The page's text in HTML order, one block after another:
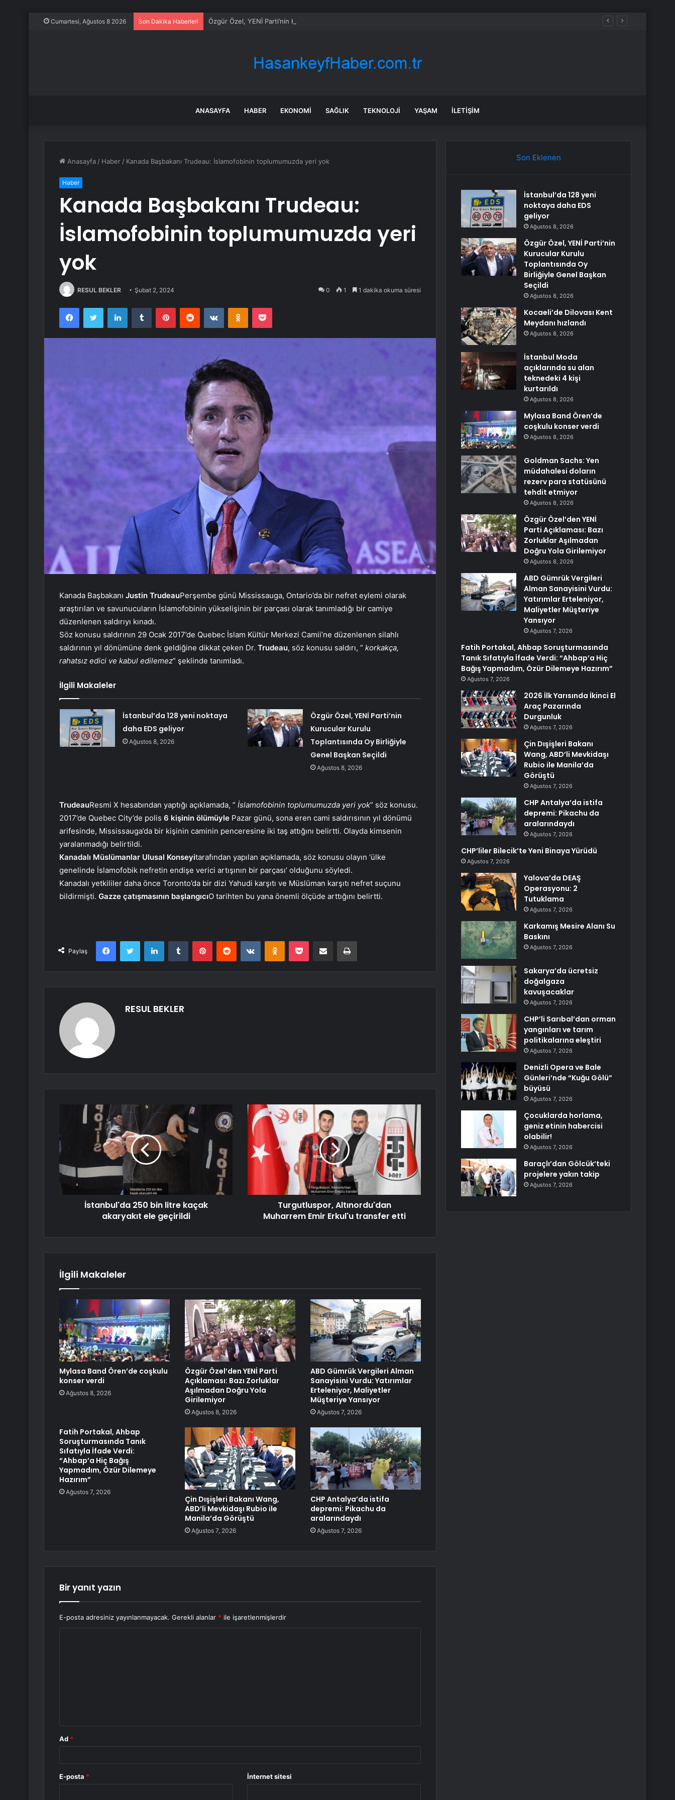
Cumartesi, Ağustos 8 2026 Son Dakika Haberleri Özgür Özel, YENİ Parti’nin Kurucular Kurulu Toplantısında Oy Birliğiyle Genel Başkan Seçildi
ANASAYFA HABER EKONOMI SAĞLIK TEKNOLOJI YAŞAM İLETIŞIM
Anasayfa / Haber / Kanada Başbakanı Trudeau: İslamofobinin toplumumuzda yeri yok
Haber
Kanada Başbakanı Trudeau:
İslamofobinin toplumumuzda yeri
yok
RESUL BEKLER Şubat 2, 2024 0 1 1 dakika okuma süresi
FacebookTwitter LinkedInTumblr PinterestReddit VKontakteOdnoklassniki
Pocket
Kanada Başbakanı Justin TrudeauPerşembe günü Mississauga, Ontario’da bir nefret eylemi olarak
araştırılan ve savunucuların İslamofobinin yükselişinin bir parçası olarak tanımladığı bir camiye
düzenlenen saldırıyı kınadı.
Söz konusu saldırının 29 Ocak 2017’de Quebec İslam Kültür Merkezi Camii’ne düzenlenen silahlı
saldırının yıl dönümüne denk geldiğine dikkat çeken Dr. Trudeau, söz konusu saldırı, ” korkakça,
rahatsız edici ve kabul edilemez” şeklinde tanımladı.
İlgili Makaleler
İstanbul’da 128 yeni noktaya
daha EDS geliyor
Ağustos 8, 2026
Özgür Özel, YENİ Parti’nin
Kurucular Kurulu
Toplantısında Oy Birliğiyle
Genel Başkan Seçildi
Ağustos 8, 2026
TrudeauResmi X hesabından yaptığı açıklamada, ” İslamofobinin toplumumuzda yeri yok” söz konusu.
2017’de Quebec City’de polis 6 kişinin ölümüyle Pazar günü, sona eren cami saldırısının yıl dönümü
arifesinde, Mississauga’da bir kişinin caminin penceresine iki taş attığını belirtti. Olayda kimsenin
yaralanmadığı belirtildi.
Kanadalı Müslümanlar Ulusal Konseyitarafından yapılan açıklamada, söz konusu olayın ‘ülke
genelinde İslamofobik nefretin endişe verici artışının bir parçası’ olduğunu söyledi.
Kanadalı yetkililer daha önce Toronto’da bir dizi Yahudi karşıtı ve Müslüman karşıtı nefret suçunu
bildirmişti. Gazze çatışmasının başlangıcıO tarihten bu yana önemli ölçüde arttığını belirtti.
Paylaş
FacebookTwitter LinkedInTumblr PinterestReddit VKontakteOdnoklassniki
Pocket E-Posta ile paylaş Yazdır
RESUL BEKLER
İstanbul'da 250 bin litre kaçak
akaryakıt ele geçirildi
Turgutluspor, Altınordu'dan
Muharrem Emir Erkul'u transfer etti
İlgili Makaleler
Mylasa Band Ören’de coşkulu
konser verdi
Ağustos 8, 2026
Özgür Özel’den YENİ Parti
Açıklaması: Bazı Zorluklar
Aşılmadan Doğru Yola
Girilemiyor
Ağustos 8, 2026
ABD Gümrük Vergileri Alman
Sanayisini Vurdu: Yatırımlar
Erteleniyor, Maliyetler
Müşteriye Yansıyor
Ağustos 7, 2026
Fatih Portakal, Ahbap
Soruşturmasında Tanık
Sıfatıyla İfade Verdi:
“Ahbap’a Hiç Bağış
Yapmadım, Özür Dilemeye
Hazırım”
Ağustos 7, 2026
Çin Dışişleri Bakanı Wang,
ABD’li Mevkidaşı Rubio ile
Manila’da Görüştü
Ağustos 7, 2026
CHP Antalya’da istifa
depremi: Pikachu da
aralarındaydı
Ağustos 7, 2026
Bir yanıt yazın
E-posta adresiniz yayınlanmayacak. Gerekli alanlar * ile işaretlenmişlerdir
Ad *
E-posta * İnternet sitesi
Son Eklenen
İstanbul’da 128 yeni
noktaya daha EDS
geliyor
Ağustos 8, 2026
Özgür Özel, YENİ Parti’nin
Kurucular Kurulu
Toplantısında Oy
Birliğiyle Genel Başkan
Seçildi
Ağustos 8, 2026
Kocaeli’de Dilovası Kent
Meydanı hızlandı
Ağustos 8, 2026
İstanbul Moda
açıklarında su alan
teknedeki 4 kişi
kurtarıldı
Ağustos 8, 2026
Mylasa Band Ören’de
coşkulu konser verdi
Ağustos 8, 2026
Goldman Sachs: Yen
müdahalesi doların
rezerv para statüsünü
tehdit etmiyor
Ağustos 8, 2026
Özgür Özel’den YENİ
Parti Açıklaması: Bazı
Zorluklar Aşılmadan
Doğru Yola Girilemiyor
Ağustos 8, 2026
ABD Gümrük Vergileri
Alman Sanayisini Vurdu:
Yatırımlar Erteleniyor,
Maliyetler Müşteriye
Yansıyor
Ağustos 7, 2026
Fatih Portakal, Ahbap Soruşturmasında
Tanık Sıfatıyla İfade Verdi: “Ahbap’a Hiç
Bağış Yapmadım, Özür Dilemeye Hazırım”
Ağustos 7, 2026
2026 İlk Yarısında İkinci El
Araç Pazarında
Durgunluk
Ağustos 7, 2026
Çin Dışişleri Bakanı
Wang, ABD’li Mevkidaşı
Rubio ile Manila’da
Görüştü
Ağustos 7, 2026
CHP Antalya’da istifa
depremi: Pikachu da
aralarındaydı
Ağustos 7, 2026
CHP’liler Bilecik’te Yeni Binaya Yürüdü
Ağustos 7, 2026
Yalova’da DEAŞ
Operasyonu: 2
Tutuklama
Ağustos 7, 2026
Karkamış Mesire Alanı Su
Baskını
Ağustos 7, 2026
Sakarya’da ücretsiz
doğalgaza
kavuşacaklar
Ağustos 7, 2026
CHP’li Sarıbal’dan orman
yangınları ve tarım
politikalarına eleştiri
Ağustos 7, 2026
Denizli Opera ve Bale
Günleri’nde “Kuğu Gölü”
büyüsü
Ağustos 7, 2026
Çocuklarda horlama,
geniz etinin habercisi
olabilir!
Ağustos 7, 2026
Baraçlı’dan Gölcük’teki
projelere yakın takip
Ağustos 7, 2026